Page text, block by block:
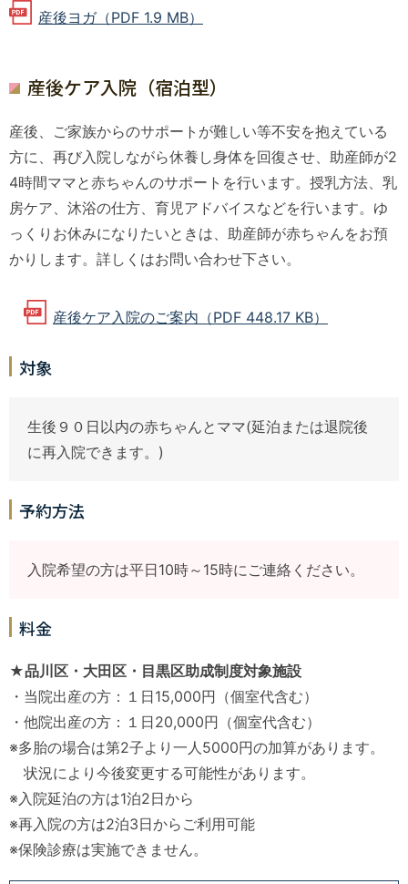
産後ヨガ（PDF 1.9 MB）
産後ケア入院（宿泊型）
産後、ご家族からのサポートが難しい等不安を抱えている
方に、再び入院しながら休養し身体を回復させ、助産師が2
4時間ママと赤ちゃんのサポートを行います。授乳方法、乳
房ケア、沐浴の仕方、育児アドバイスなどを行います。ゆ
っくりお休みになりたいときは、助産師が赤ちゃんをお預
かりします。詳しくはお問い合わせ下さい。
産後ケア入院のご案内（PDF 448.17 KB）
対象
生後９０日以内の赤ちゃんとママ(延泊または退院後
に再入院できます。)
予約方法
入院希望の方は平日10時～15時にご連絡ください。
料金
★品川区・大田区・目黒区助成制度対象施設
・当院出産の方：１日15,000円（個室代含む）
・他院出産の方：１日20,000円（個室代含む）
※多胎の場合は第2子より一人5000円の加算があります。
状況により今後変更する可能性があります。
※入院延泊の方は1泊2日から
※再入院の方は2泊3日からご利用可能
※保険診療は実施できません。